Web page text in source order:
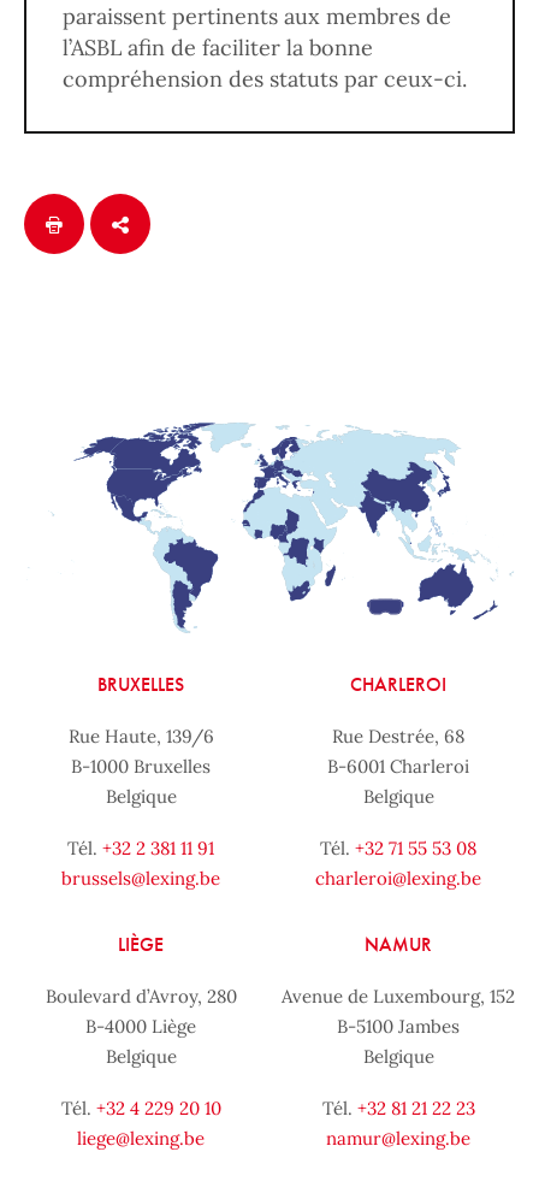
paraissent pertinents aux membres de
l’ASBL afin de faciliter la bonne
compréhension des statuts par ceux-ci.
BRUXELLES
Rue Haute, 139/6
B-1000 Bruxelles
Belgique
Tél. +32 2 381 11 91
brussels@lexing.be
CHARLEROI
Rue Destrée, 68
B-6001 Charleroi
Belgique
Tél. +32 71 55 53 08
charleroi@lexing.be
LIÈGE
Boulevard d’Avroy, 280
B-4000 Liège
Belgique
Tél. +32 4 229 20 10
liege@lexing.be
NAMUR
Avenue de Luxembourg, 152
B-5100 Jambes
Belgique
Tél. +32 81 21 22 23
namur@lexing.be